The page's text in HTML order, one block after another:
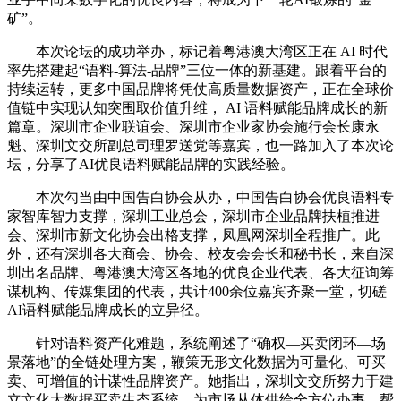
矿”。
本次论坛的成功举办，标记着粤港澳大湾区正在 AI 时代
率先搭建起“语料-算法-品牌”三位一体的新基建。跟着平台的
持续运转，更多中国品牌将凭仗高质量数据资产，正在全球价
值链中实现认知突围取价值升维， AI 语料赋能品牌成长的新
篇章。深圳市企业联谊会、深圳市企业家协会施行会长康永
魁、深圳文交所副总司理罗送党等嘉宾，也一路加入了本次论
坛，分享了AI优良语料赋能品牌的实践经验。
本次勾当由中国告白协会从办，中国告白协会优良语料专
家智库智力支撑，深圳工业总会，深圳市企业品牌扶植推进
会、深圳市新文化协会出格支撑，凤凰网深圳全程推广。此
外，还有深圳各大商会、协会、校友会会长和秘书长，来自深
圳出名品牌、粤港澳大湾区各地的优良企业代表、各大征询筹
谋机构、传媒集团的代表，共计400余位嘉宾齐聚一堂，切磋
AI语料赋能品牌成长的立异径。
针对语料资产化难题，系统阐述了“确权—买卖闭环—场
景落地”的全链处理方案，鞭策无形文化数据为可量化、可买
卖、可增值的计谋性品牌资产。她指出，深圳文交所努力于建